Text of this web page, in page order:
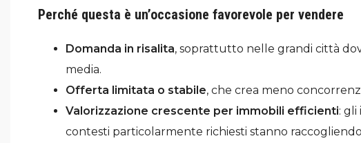
Perché questa è un’occasione favorevole per vendere
Domanda in risalita, soprattutto nelle grandi città
media.
Offerta limitata o stabile, che crea meno
Valorizzazione crescente per immobili efficienti:
contesti particolarmente richiesti stanno